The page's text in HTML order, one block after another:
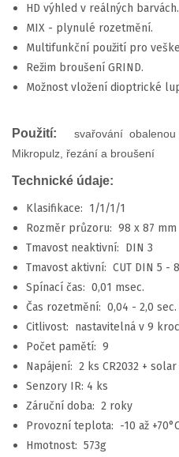
HD výhled v reálných barvách.
MIX - plynulé rozetmění.
Multifunkční použití pro
Režim broušení GRIND.
Možnost vložení dioptrické
Použití: svařování
Mikropulz, řezání a broušení
Technické údaje:
Klasifikace: 1/1/1/1
Rozměr průzoru: 98 x 87 mm
Tmavost neaktivní: DIN 3
Tmavost aktivní: CUT DIN 5 -
Spínací čas: 0,01 msec.
Čas rozetmění: 0,04 - 2,0
Citlivost: nastavitelná v 9
Počet pamětí: 9
Napájení: 2 ks CR2032 +
Senzory IR: 4 ks
Záruční doba: 2 roky
Provozní teplota: -10 až
Hmotnost: 573g